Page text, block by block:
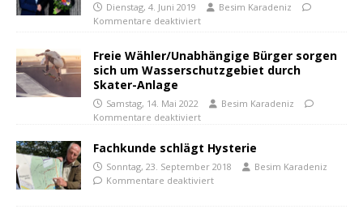
Dienstag, 4. Juni 2019
Besim Karadeniz
Kommentare deaktiviert
Freie Wähler/Unabhängige Bürger sorgen
sich um Wasserschutzgebiet durch
Skater-Anlage
Samstag, 14. Mai 2022
Besim Karadeniz
Kommentare deaktiviert
Fachkunde schlägt Hysterie
Sonntag, 23. September 2018
Besim Karadeniz
Kommentare deaktiviert